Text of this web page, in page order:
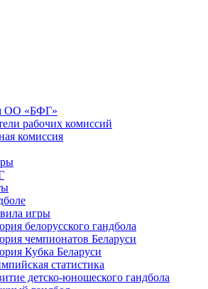
ОО «БФГ»
рабочих комиссий
комиссия
игры
белорусского гандбола
чемпионатов Беларуси
Кубка Беларуси
статистика
детско-юношеского гандбола